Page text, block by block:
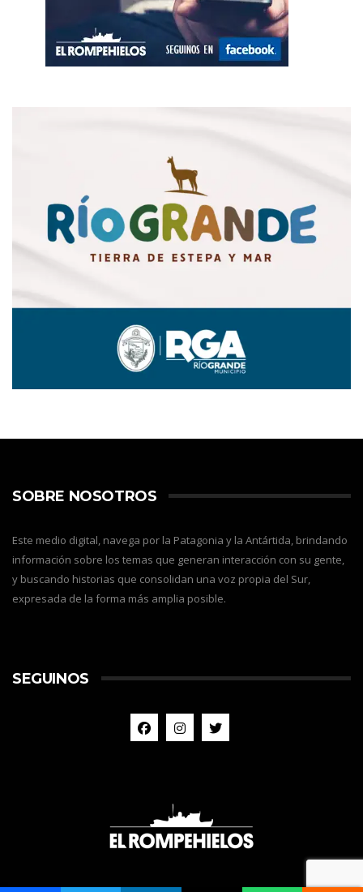
SOBRE NOSOTROS
Este medio digital, navega por la Patagonia y la Antártida, brindando
información sobre los temas que generan interacción con su gente,
y buscando historias que consolidan una voz propia del Sur,
expresada de la forma más amplia posible.
SEGUINOS